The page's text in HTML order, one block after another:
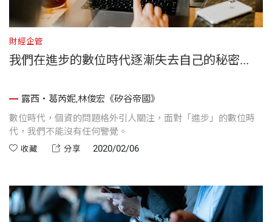
財經企管
我們在進步的數位時代逐漸失去自己的秘密...
露西・葛芮妮,林俊宏《矽谷帝國》
數位時代，個資的問題格外引人關注，面對「進步」的數位時
代，我們不能沒有任何警覺。
收藏 分享 2020/02/06